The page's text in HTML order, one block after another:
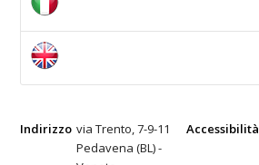
Indirizzo via Trento, 7-9-11
Pedavena (BL) -
Accessibilità